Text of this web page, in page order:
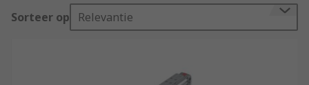
Sorteer op Relevantie